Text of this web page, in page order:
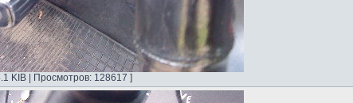
KIB | Просмотров: 128617 ]